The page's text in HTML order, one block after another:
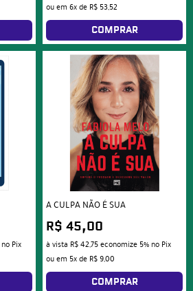
ou em 6xde R$ 53,52
COMPRAR
no Pix
A CULPA NÃO É SUA
R$ 45,00
à vista R$ 42,75economize 5% no Pix
ou em 5xde R$ 9,00
COMPRAR